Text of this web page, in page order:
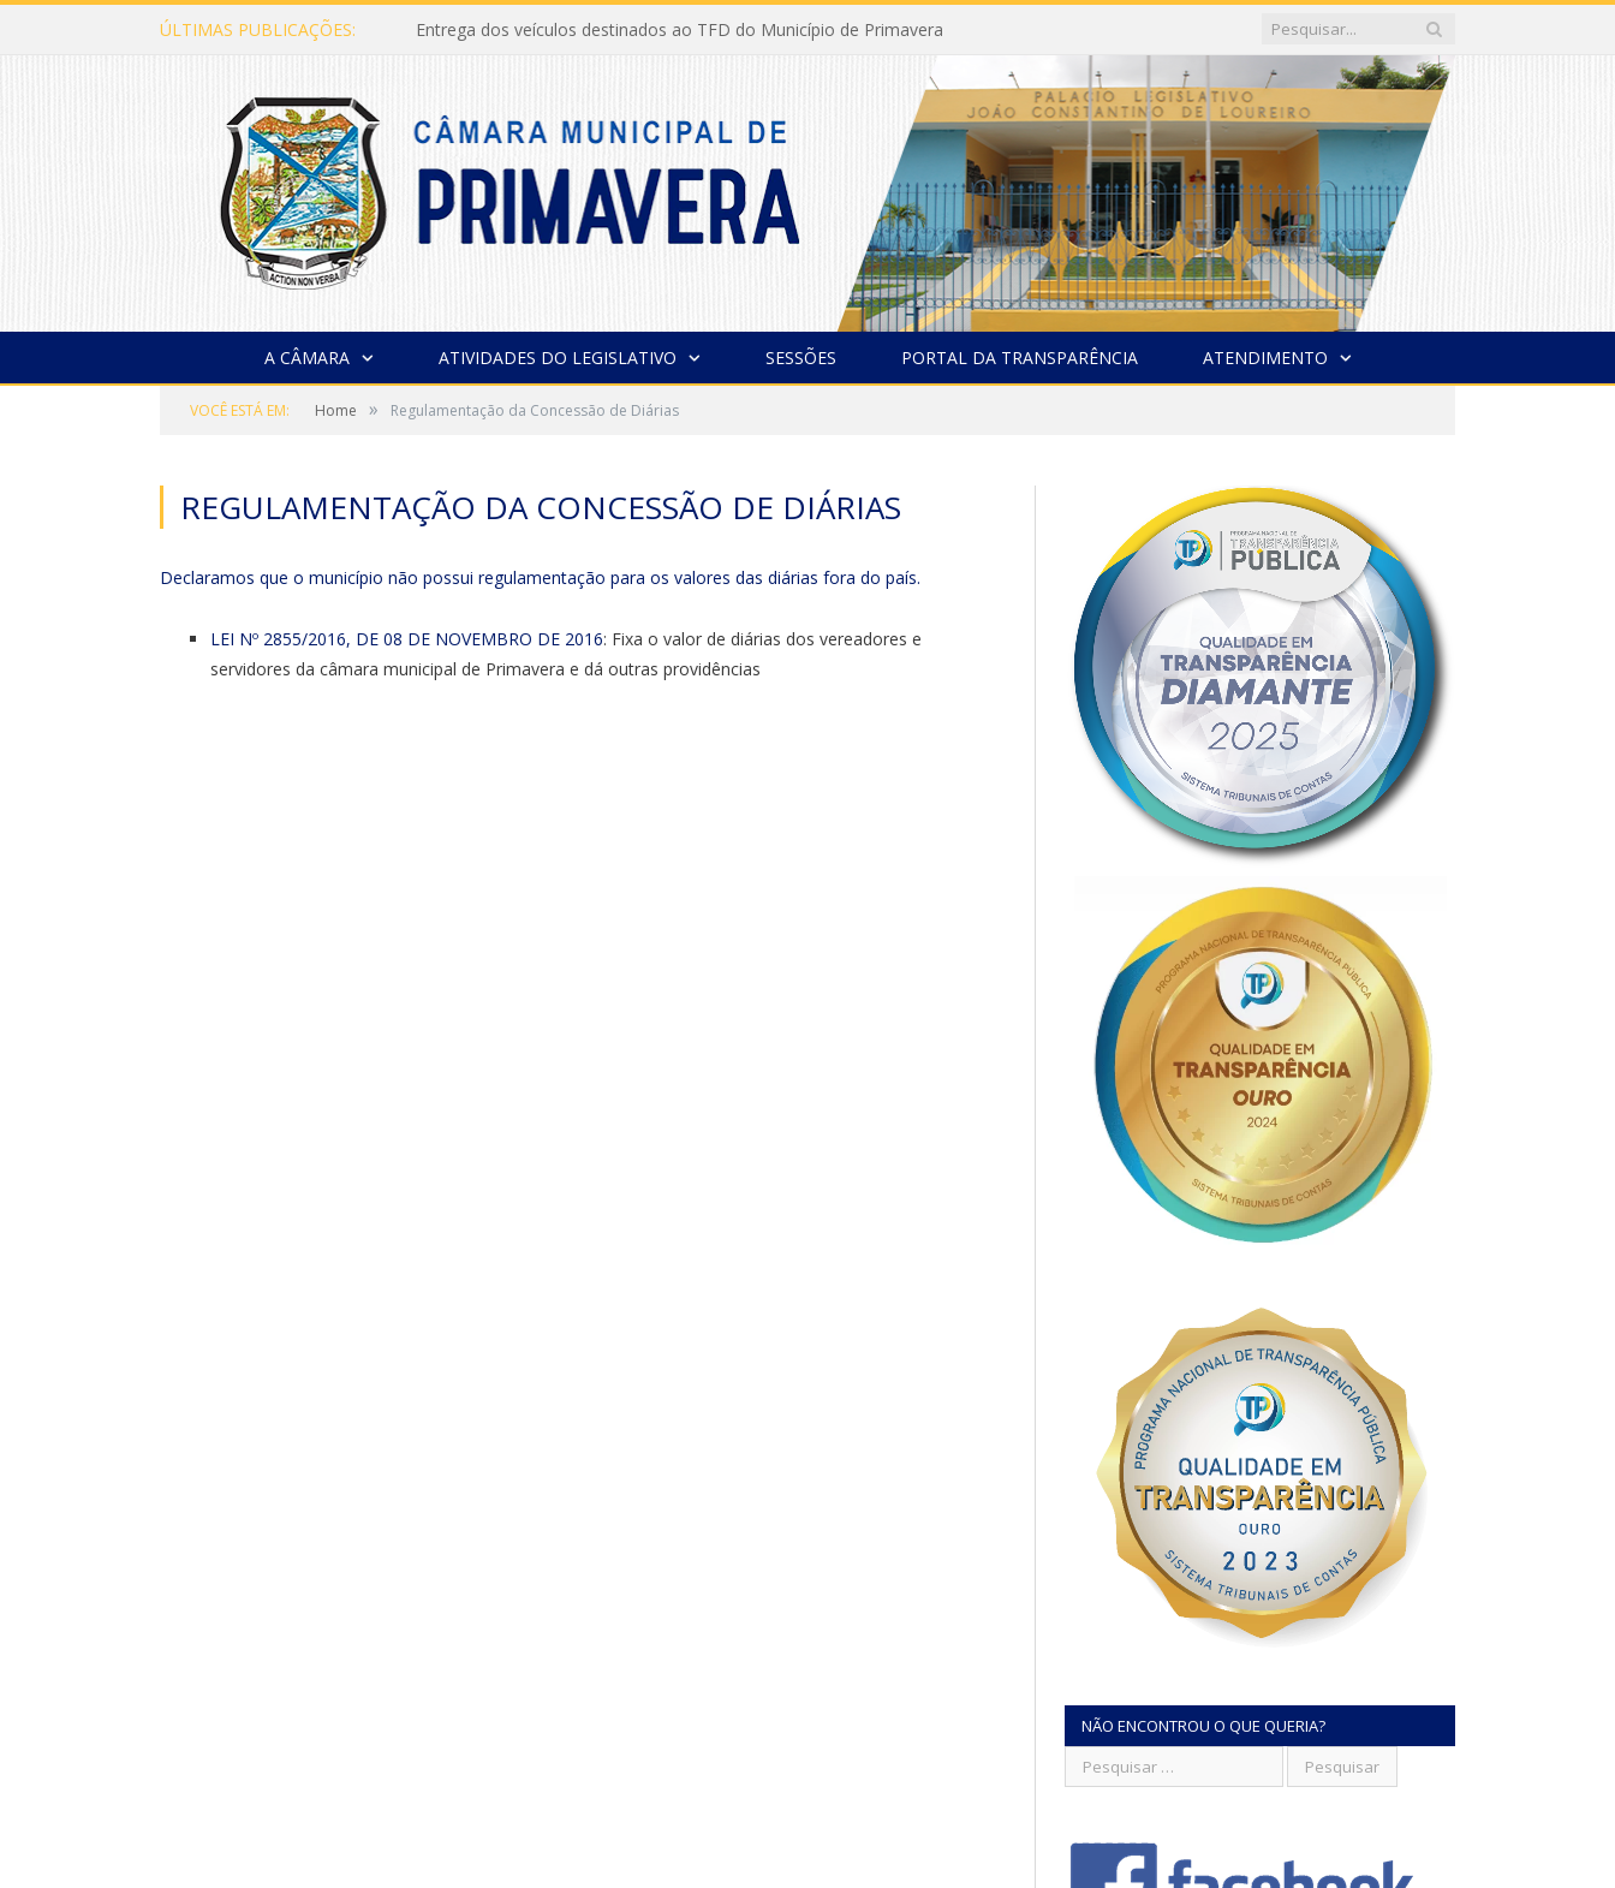
ÚLTIMAS PUBLICAÇÕES: Entrega dos veículos destinados ao TFD do Município de Primavera
A CÂMARA ATIVIDADES DO LEGISLATIVO SESSÕES PORTAL DA TRANSPARÊNCIA ATENDIMENTO
VOCÊ ESTÁ EM: Home » Regulamentação da Concessão de Diárias
REGULAMENTAÇÃO DA CONCESSÃO DE DIÁRIAS
Declaramos que o município não possui regulamentação para os valores das diárias fora do país.
LEI Nº 2855/2016, DE 08 DE NOVEMBRO DE 2016: Fixa o valor de diárias dos vereadores e
servidores da câmara municipal de Primavera e dá outras providências
NÃO ENCONTROU O QUE QUERIA?